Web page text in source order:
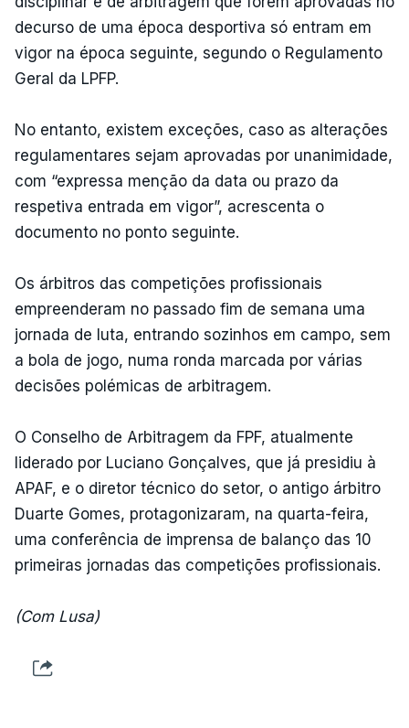
decurso de uma época desportiva só entram em
vigor na época seguinte, segundo o Regulamento
Geral da LPFP.
No entanto, existem exceções, caso as alterações
regulamentares sejam aprovadas por unanimidade,
com “expressa menção da data ou prazo da
respetiva entrada em vigor”, acrescenta o
documento no ponto seguinte.
Os árbitros das competições profissionais
empreenderam no passado fim de semana uma
jornada de luta, entrando sozinhos em campo, sem
a bola de jogo, numa ronda marcada por várias
decisões polémicas de arbitragem.
O Conselho de Arbitragem da FPF, atualmente
liderado por Luciano Gonçalves, que já presidiu à
APAF, e o diretor técnico do setor, o antigo árbitro
Duarte Gomes, protagonizaram, na quarta-feira,
uma conferência de imprensa de balanço das 10
primeiras jornadas das competições profissionais.
(Com Lusa)